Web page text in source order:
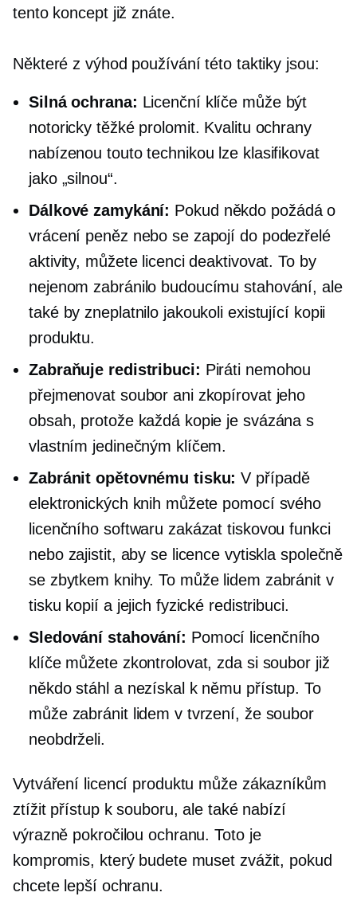
tento koncept již znáte.
Některé z výhod používání této taktiky jsou:
Silná ochrana: Licenční klíče může být
notoricky těžké prolomit. Kvalitu ochrany
nabízenou touto technikou lze klasifikovat
jako „silnou“.
Dálkové zamykání: Pokud někdo požádá o
vrácení peněz nebo se zapojí do podezřelé
aktivity, můžete licenci deaktivovat. To by
nejenom zabránilo budoucímu stahování, ale
také by zneplatnilo jakoukoli existující kopii
produktu.
Zabraňuje redistribuci: Piráti nemohou
přejmenovat soubor ani zkopírovat jeho
obsah, protože každá kopie je svázána s
vlastním jedinečným klíčem.
Zabránit opětovnému tisku: V případě
elektronických knih můžete pomocí svého
licenčního softwaru zakázat tiskovou funkci
nebo zajistit, aby se licence vytiskla společně
se zbytkem knihy. To může lidem zabránit v
tisku kopií a jejich fyzické redistribuci.
Sledování stahování: Pomocí licenčního
klíče můžete zkontrolovat, zda si soubor již
někdo stáhl a nezískal k němu přístup. To
může zabránit lidem v tvrzení, že soubor
neobdrželi.
Vytváření licencí produktu může zákazníkům
ztížit přístup k souboru, ale také nabízí
výrazně pokročilou ochranu. Toto je
kompromis, který budete muset zvážit, pokud
chcete lepší ochranu.